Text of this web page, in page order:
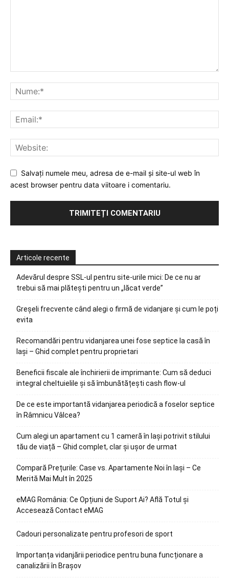
Salvați numele meu, adresa de e-mail și site-ul web în
acest browser pentru data viitoare i comentariu.
Articole recente
Adevărul despre SSL-ul pentru site-urile mici: De ce nu ar
trebui să mai plătești pentru un „lăcat verde”
Greșeli frecvente când alegi o firmă de vidanjare și cum le poți
evita
Recomandări pentru vidanjarea unei fose septice la casă în
Iași – Ghid complet pentru proprietari
Beneficii fiscale ale închirierii de imprimante: Cum să deduci
integral cheltuielile și să îmbunătățești cash flow-ul
De ce este importantă vidanjarea periodică a foselor septice
în Râmnicu Vâlcea?
Cum alegi un apartament cu 1 cameră în Iași potrivit stilului
tău de viață – Ghid complet, clar și ușor de urmat
Compară Prețurile: Case vs. Apartamente Noi în Iași – Ce
Merită Mai Mult în 2025
eMAG România: Ce Opțiuni de Suport Ai? Află Totul și
Accesează Contact eMAG
Cadouri personalizate pentru profesori de sport
Importanța vidanjării periodice pentru buna funcționare a
canalizării în Brașov